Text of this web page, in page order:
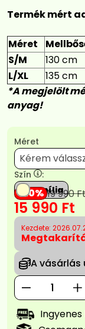
Termék mért
Méret
S/M
130 cm
L/XL
135 cm
*A megjelölt
anyag!
Méret
Szín
:
Vanília
20 19 990
15 990 Ft
Kezdete:
A vásárlás